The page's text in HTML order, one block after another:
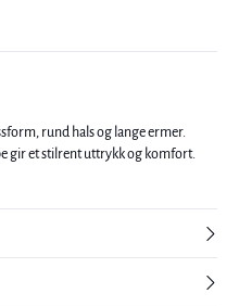
rund hals og lange ermer.
gir et stilrent uttrykk og komfort.